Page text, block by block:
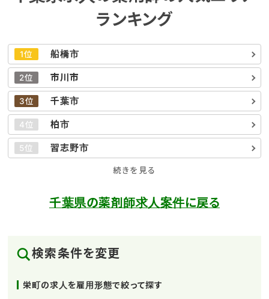
ランキング
1位 船橋市
2位 市川市
3位 千葉市
4位 柏市
5位 習志野市
続きを見る
千葉県の薬剤師求人案件に戻る
検索条件を変更
栄町の求人を雇用形態で絞って探す